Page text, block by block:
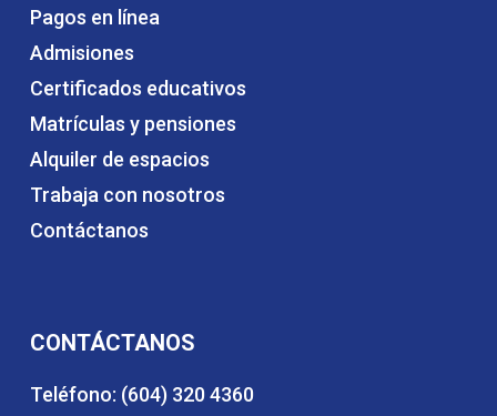
Pagos en línea
Admisiones
Certificados educativos
Matrículas y pensiones
Alquiler de espacios
Trabaja con nosotros
Contáctanos
CONTÁCTANOS
Teléfono: (604) 320 4360